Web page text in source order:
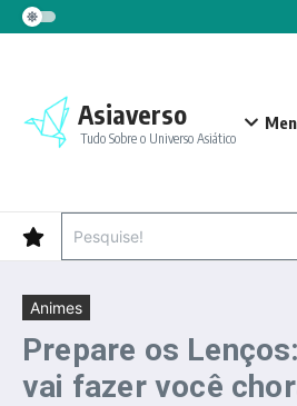
Ir para o conteúdo
Asiaverso
Tudo Sobre o Universo Asiático
Animes
Prepare os
vai fazer você